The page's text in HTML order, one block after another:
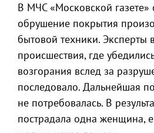
В МЧС «Московской газете»
обрушение покрытия
бытовой техники. Эксперты
происшествия, где
возгорания вслед за
последовало. Дальнейшая
не потребовалась. В
пострадала одна женщина,